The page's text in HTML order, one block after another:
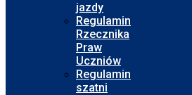
jazdy
Regulamin
Rzecznika
Praw
Uczniów
Regulamin
szatni